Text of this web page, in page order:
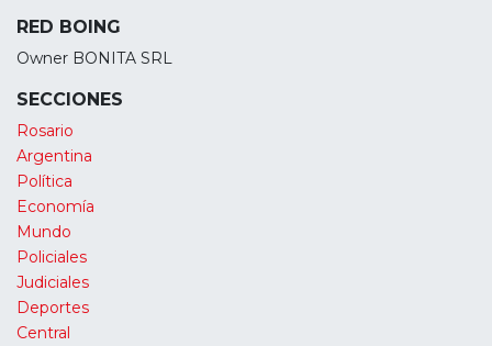
RED BOING
Owner BONITA SRL
SECCIONES
Rosario
Argentina
Política
Economía
Mundo
Policiales
Judiciales
Deportes
Central